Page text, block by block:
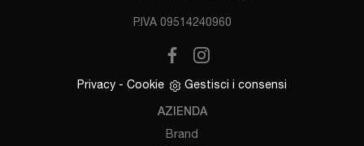
P.IVA 09514240960
Privacy - Cookie Gestisci i consensi
AZIENDA
Brand